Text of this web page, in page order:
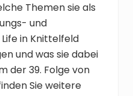
Themen sie als
und
in Knittelfeld
und was sie dabei
der 39. Folge von
Sie weitere